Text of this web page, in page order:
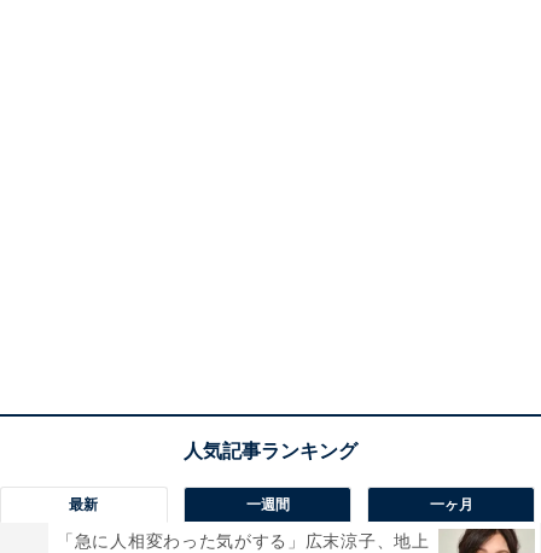
最新 一週間 一ヶ月
「急に人相変わった気がする」広末涼子、地上